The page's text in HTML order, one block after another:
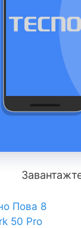
Пова 8
50 Pro